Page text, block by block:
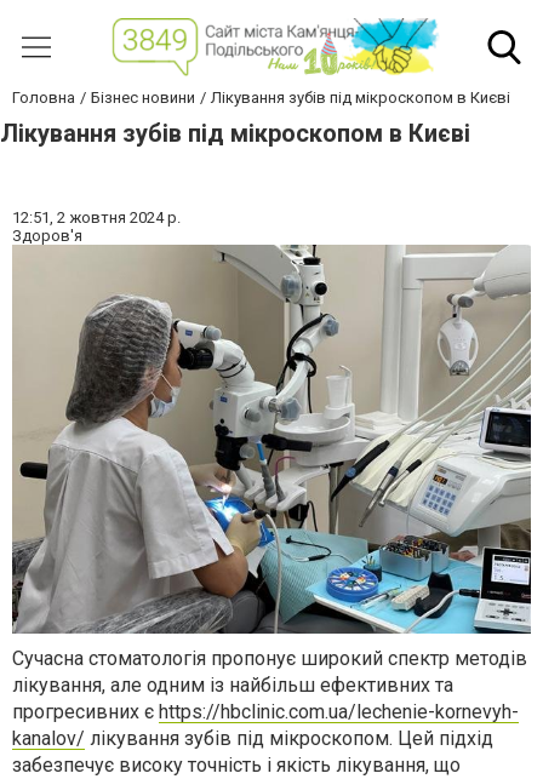
Головна Бізнес новини Лікування зубів під мікроскопом в Києві
Лікування зубів під мікроскопом в Києві
12:51, 2 жовтня 2024 р.
Здоров'я
Сучасна стоматологія пропонує широкий спектр методів
лікування, але одним із найбільш ефективних та
прогресивних є https://hbclinic.com.ua/lechenie-kornevyh-
kanalov/ лікування зубів під мікроскопом. Цей підхід
забезпечує високу точність і якість лікування, що